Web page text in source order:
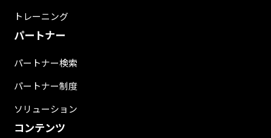
トレーニング
パートナー
パートナー検索
パートナー制度
ソリューション
コンテンツ